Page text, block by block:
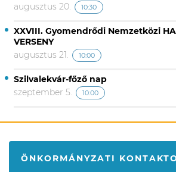
augusztus 20. 10:30
XXVIII. Gyomendrődi Nemzetközi
VERSENY
augusztus 21. 10:00
Szilvalekvár-főző nap
szeptember 5. 10:00
ÖNKORMÁNYZATI